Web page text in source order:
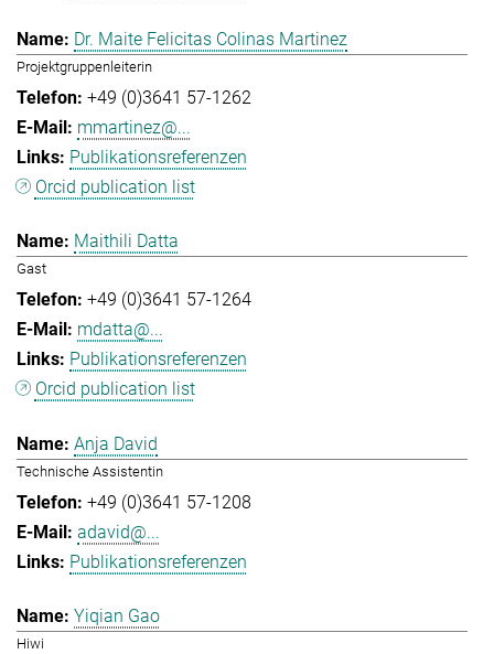
Dr. Maite Felicitas Colinas Martinez
Projektgruppenleiterin
+49 (0)3641 57-1262
mmartinez@...
Publikationsreferenzen
Orcid publication list
Maithili Datta
Gast
+49 (0)3641 57-1264
mdatta@...
Publikationsreferenzen
Orcid publication list
Anja David
Technische Assistentin
+49 (0)3641 57-1208
adavid@...
Publikationsreferenzen
Yiqian Gao
Hiwi